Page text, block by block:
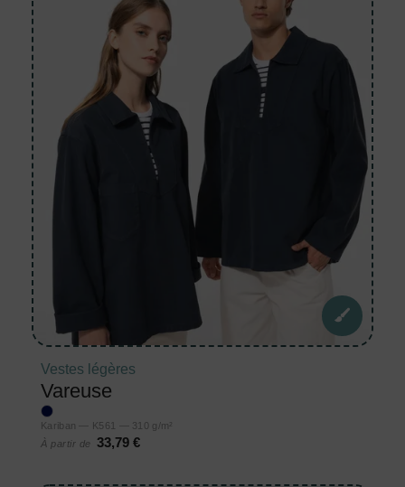
Vestes légères
Vareuse
Kariban — K561 — 310 g/m²
À partir de
33,79 €